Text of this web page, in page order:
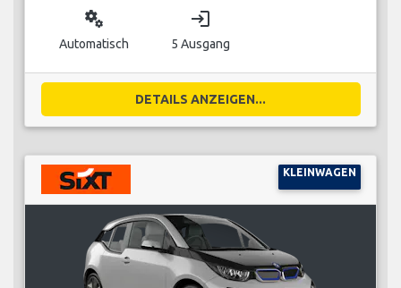
miscellaneous_services
Automatisch
login
5 Ausgang
DETAILS ANZEIGEN...
KLEINWAGEN